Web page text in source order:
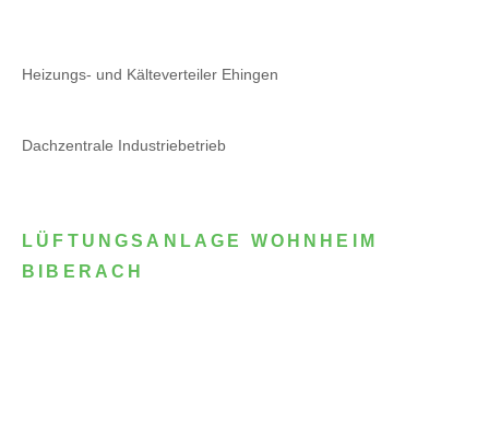
Heizungs- und Kälteverteiler Ehingen
Dachzentrale Industriebetrieb
LÜFTUNGSANLAGE WOHNHEIM
BIBERACH